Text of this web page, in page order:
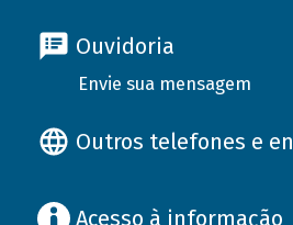
Ouvidoria
Envie sua mensagem
Outros telefones e
Acesso à informação